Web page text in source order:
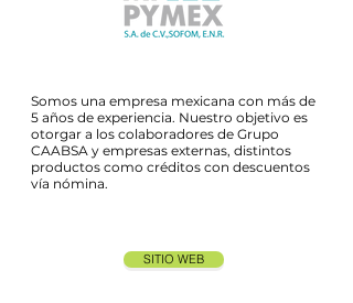
Somos una empresa mexicana con más de
5 años de experiencia. Nuestro objetivo es
otorgar a los colaboradores de Grupo
CAABSA y empresas externas, distintos
productos como créditos con descuentos
vía nómina.
SITIO WEB